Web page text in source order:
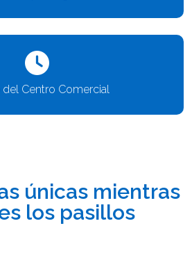
del Centro Comercial
únicas mientras
los pasillos